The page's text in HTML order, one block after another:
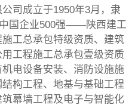
司成立于1950年3月，隶
国企业500强——陕西建工
工总承包特级资质、建筑
工程施工总承包壹级资质
电设备安装、消防设施施
构工程、地基与基础工程
幕墙工程及电子与智能化